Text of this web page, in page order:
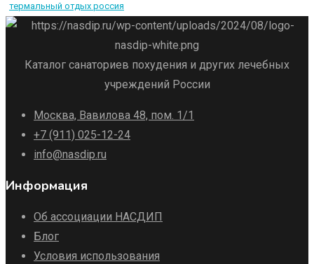
термальный отдых россия
Каталог санаториев похудения и других лечебных
учреждений России
Москва, Вавилова 48, пом. 1/1
+7 (911) 025-12-24
info@nasdip.ru
Информация
Об ассоциации НАСДИП
Блог
Условия использования